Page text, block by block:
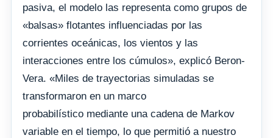
pasiva, el modelo las representa como grupos de
«balsas» flotantes influenciadas por las
corrientes oceánicas, los vientos y las
interacciones entre los cúmulos», explicó Beron-
Vera. «Miles de trayectorias simuladas se
transformaron en un marco
probabilístico mediante una cadena de Markov
variable en el tiempo, lo que permitió a nuestro